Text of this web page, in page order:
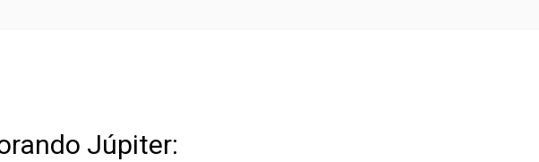
Júpiter: